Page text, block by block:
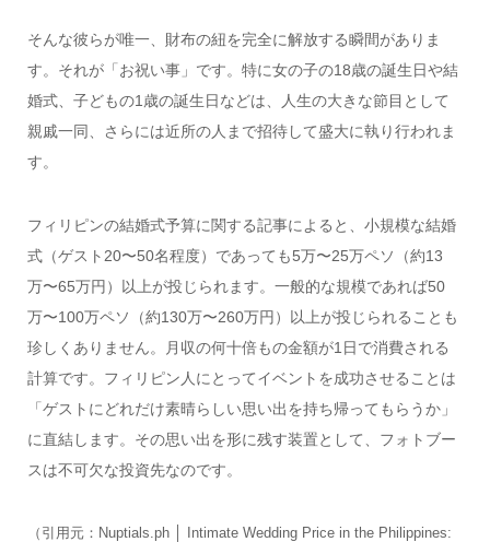
そんな彼らが唯一、財布の紐を完全に解放する瞬間がありま
す。それが「お祝い事」です。特に女の子の18歳の誕生日や結
婚式、子どもの1歳の誕生日などは、人生の大きな節目として
親戚一同、さらには近所の人まで招待して盛大に執り行われま
す。
フィリピンの結婚式予算に関する記事によると、小規模な結婚
式（ゲスト20〜50名程度）であっても5万〜25万ペソ（約13
万〜65万円）以上が投じられます。一般的な規模であれば50
万〜100万ペソ（約130万〜260万円）以上が投じられることも
珍しくありません。月収の何十倍もの金額が1日で消費される
計算です。フィリピン人にとってイベントを成功させることは
「ゲストにどれだけ素晴らしい思い出を持ち帰ってもらうか」
に直結します。その思い出を形に残す装置として、フォトブー
スは不可欠な投資先なのです。
（引用元：Nuptials.ph │ Intimate Wedding Price in the Philippines: